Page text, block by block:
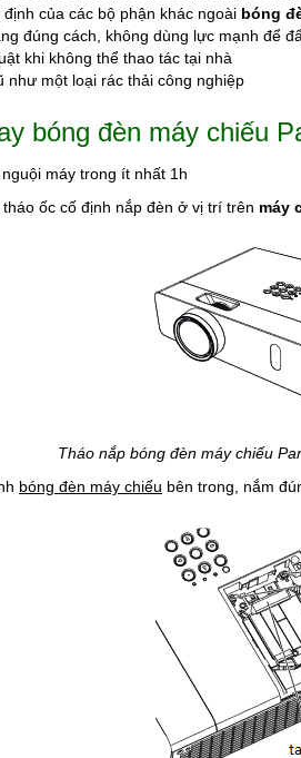
của các bộ phận khác ngoài bóng
đúng cách, không dùng lực mạnh để
khi không thể thao tác tại nhà
như một loại rác thải công nghiệp
bóng đèn máy chiếu
máy trong ít nhất 1h
ốc cố định nắp đèn ở vị trí trên máy
Tháo nắp bóng đèn máy chiếu
bóng đèn máy chiếu bên trong, nắm